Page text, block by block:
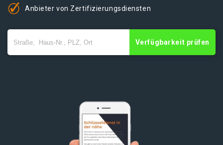
Anbieter von Zertifizierungsdiensten
Verfügbarkeit prüfen